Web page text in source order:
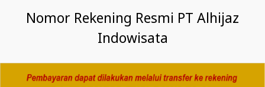
Nomor Rekening Resmi PT Alhijaz
Indowisata